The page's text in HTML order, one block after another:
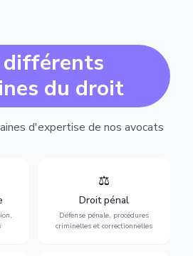
différents
du droit
d'expertise de nos avocats
⚖️
Droit pénal
Défense pénale, procédures
criminelles et correctionnelles
Expertise en matière pénale,
vue jusqu'au procès, pour
toute affaire correctionnelle
ou criminelle.